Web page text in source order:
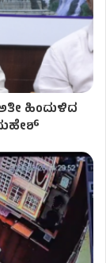
ಹಿಂದುಳಿದ